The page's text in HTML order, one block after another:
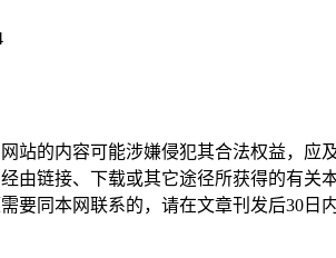
站的内容可能涉嫌侵犯其合法权益，应
由链接、下载或其它途径所获得的有关
要同本网联系的，请在文章刊发后30日